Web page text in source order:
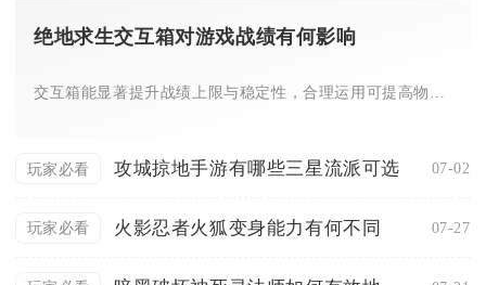
绝地求生交互箱对游戏战绩有何影响
玩家必看 攻城掠地手游有哪些三星流派可选 07-02
玩家必看 火影忍者火狐变身能力有何不同 07-27